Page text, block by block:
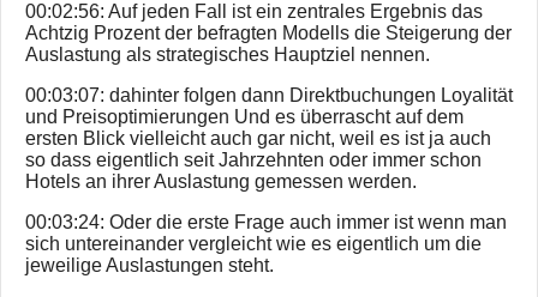
00:02:56: Auf jeden Fall ist ein zentrales Ergebnis das
Achtzig Prozent der befragten Modells die Steigerung der
Auslastung als strategisches Hauptziel nennen.
00:03:07: dahinter folgen dann Direktbuchungen Loyalität
und Preisoptimierungen Und es überrascht auf dem
ersten Blick vielleicht auch gar nicht, weil es ist ja auch
so dass eigentlich seit Jahrzehnten oder immer schon
Hotels an ihrer Auslastung gemessen werden.
00:03:24: Oder die erste Frage auch immer ist wenn man
sich untereinander vergleicht wie es eigentlich um die
jeweilige Auslastungen steht.